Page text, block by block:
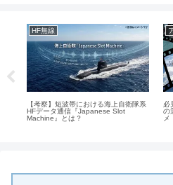
HF無線
【考察】短波帯における海上自衛隊系
HFデータ通信『Japanese Slot
Machine』とは？
必
の
メ